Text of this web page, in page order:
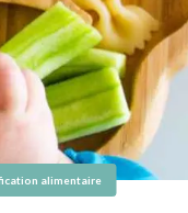
alimentaire